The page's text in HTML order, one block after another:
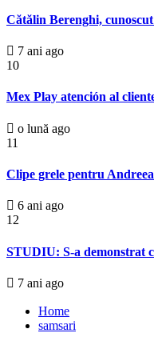
Cătălin Berenghi,
7 ani ago
10
Mex Play atención al
o lună ago
11
Clipe grele pentru
6 ani ago
12
STUDIU: S-a demonstrat
7 ani ago
Home
samsari